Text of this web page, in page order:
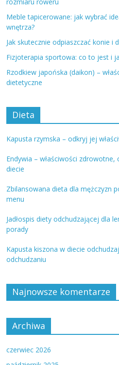
Meble tapicerowane: jak wybrać
wnętrza?
Jak skutecznie odpiaszczać konie i
Fizjoterapia sportowa: co to jest i
Rzodkiew japońska (daikon) –
dietetyczne
Dieta
Kapusta rzymska – odkryj jej
Endywia – właściwości
diecie
Zbilansowana dieta dla mężczyzn
menu
Jadłospis diety odchudzającej dla
porady
Kapusta kiszona w diecie
odchudzaniu
Najnowsze komentarze
Archiwa
czerwiec 2026